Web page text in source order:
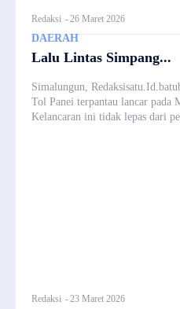
Redaksi -26 Maret 2026
DAERAH
Lalu Lintas Simpang...
Simalungun,
Tol Panei terpantau lancar pada
Kelancaran ini tidak lepas dari
Redaksi -23 Maret 2026